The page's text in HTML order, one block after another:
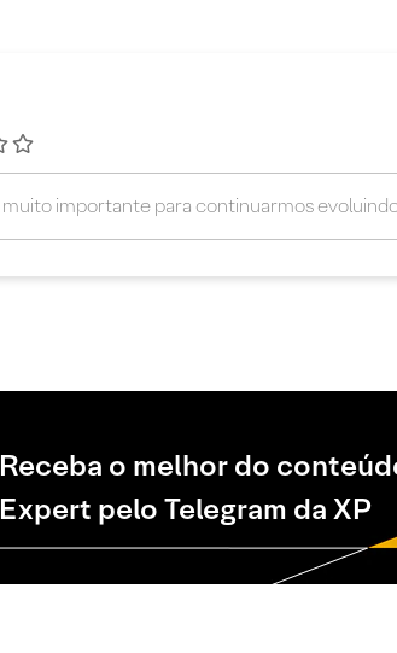
Receba o melhor do
Expert pelo Telegram da XP